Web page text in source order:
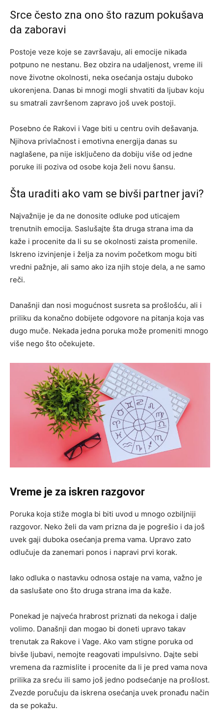
Srce često zna ono što razum pokušava
da zaboravi
Postoje veze koje se završavaju, ali emocije nikada
potpuno ne nestanu. Bez obzira na udaljenost, vreme ili
nove životne okolnosti, neka osećanja ostaju duboko
ukorenjena. Danas bi mnogi mogli shvatiti da ljubav koju
su smatrali završenom zapravo još uvek postoji.
Posebno će Rakovi i Vage biti u centru ovih dešavanja.
Njihova privlačnost i emotivna energija danas su
naglašene, pa nije isključeno da dobiju više od jedne
poruke ili poziva od osobe koja želi novu šansu.
Šta uraditi ako vam se bivši partner javi?
Najvažnije je da ne donosite odluke pod uticajem
trenutnih emocija. Saslušajte šta druga strana ima da
kaže i procenite da li su se okolnosti zaista promenile.
Iskreno izvinjenje i želja za novim početkom mogu biti
vredni pažnje, ali samo ako iza njih stoje dela, a ne samo
reči.
Današnji dan nosi mogućnost susreta sa prošlošću, ali i
priliku da konačno dobijete odgovore na pitanja koja vas
dugo muče. Nekada jedna poruka može promeniti mnogo
više nego što očekujete.
Vreme je za iskren razgovor
Poruka koja stiže mogla bi biti uvod u mnogo ozbiljniji
razgovor. Neko želi da vam prizna da je pogrešio i da još
uvek gaji duboka osećanja prema vama. Upravo zato
odlučuje da zanemari ponos i napravi prvi korak.
Iako odluka o nastavku odnosa ostaje na vama, važno je
da saslušate ono što druga strana ima da kaže.
Ponekad je najveća hrabrost priznati da nekoga i dalje
volimo. Današnji dan mogao bi doneti upravo takav
trenutak za Rakove i Vage. Ako vam stigne poruka od
bivše ljubavi, nemojte reagovati impulsivno. Dajte sebi
vremena da razmislite i procenite da li je pred vama nova
prilika za sreću ili samo još jedno podsećanje na prošlost.
Zvezde poručuju da iskrena osećanja uvek pronađu način
da se pokažu.